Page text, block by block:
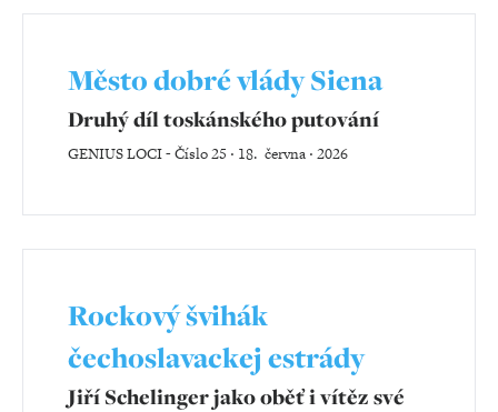
Město dobré vlády Siena
Druhý díl toskánského putování
GENIUS LOCI-Číslo 25 ‧ 18. června ‧ 2026
Rockový švihák
čechoslavackej estrády
Jiří Schelinger jako oběť i vítěz své